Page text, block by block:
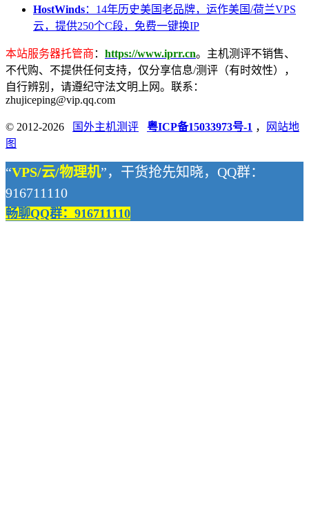
HostWinds：14年历史美国老品牌，运作美国/荷兰VPS
云，提供250个C段，免费一键换IP
本站服务器托管商 ： https://www.iprr.cn。主机测评不销售、
不代购、不提供任何支持，仅分享信息/测评（有时效性），
自行辨别，请遵纪守法文明上网。联系：
zhujiceping@vip.qq.com
© 2012-2026 国外主机测评 粤ICP备15033973号-1 ，
网站地
图
“VPS/云/物理机”，干货抢先知晓，QQ群：
916711110
畅聊QQ群：916711110